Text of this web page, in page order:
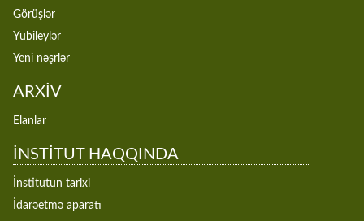
Görüşlər
Yubileylər
Yeni nəşrlər
ARXİV
Elanlar
İNSTİTUT HAQQINDA
İnstitutun tarixi
İdarəetmə aparatı